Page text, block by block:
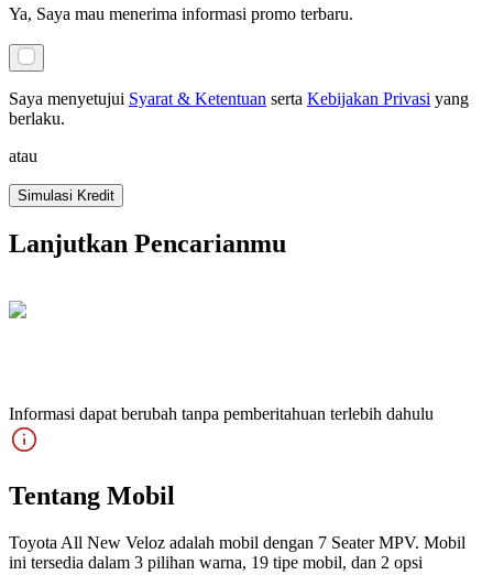
Ya, Saya mau menerima informasi promo terbaru.
Saya menyetujui Syarat & Ketentuan serta Kebijakan Privasi yang
berlaku.
atau
Simulasi Kredit
Lanjutkan Pencarianmu
Informasi dapat berubah tanpa pemberitahuan terlebih dahulu
Tentang Mobil
Toyota All New Veloz adalah mobil dengan 7 Seater MPV. Mobil
ini tersedia dalam 3 pilihan warna, 19 tipe mobil, dan 2 opsi